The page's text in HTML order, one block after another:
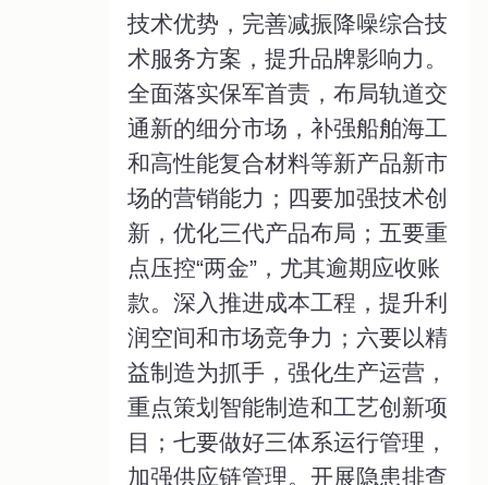
技术优势，完善减振降噪综合技
术服务方案，提升品牌影响力。
全面落实保军首责，布局轨道交
通新的细分市场，补强船舶海工
和高性能复合材料等新产品新市
场的营销能力；四要加强技术创
新，优化三代产品布局；五要重
点压控“两金”，尤其逾期应收账
款。深入推进成本工程，提升利
润空间和市场竞争力；六要以精
益制造为抓手，强化生产运营，
重点策划智能制造和工艺创新项
目；七要做好三体系运行管理，
加强供应链管理。开展隐患排查